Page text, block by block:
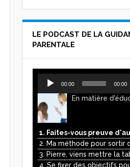
LE PODCAST DE LA
PARENTALE
Lecteur
audio
00:00 00:00
3. Pierre, viens mettre la